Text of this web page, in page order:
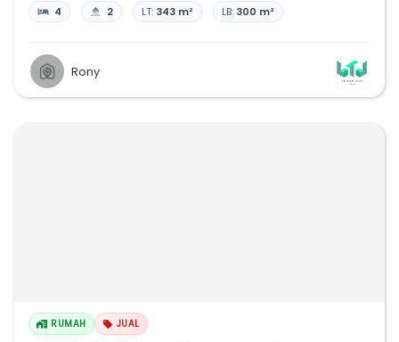
4 2 LT: 343 m² LB: 300 m²
Rony
RUMAH JUAL